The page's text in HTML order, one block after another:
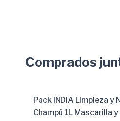
Comprados
Pack INDIA Limpieza y
Champú 1L Mascarilla y